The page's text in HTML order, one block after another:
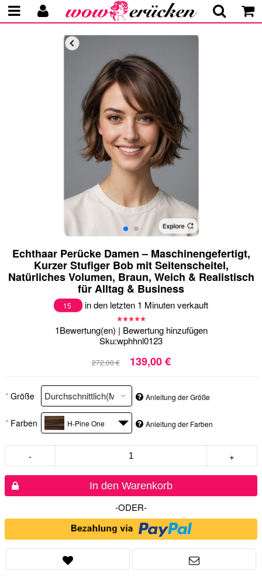
Echthaar Perücke Damen – Maschinengefertigt,
Kurzer Stufiger Bob mit Seitenscheitel,
Natürliches Volumen, Braun, Weich & Realistisch
für Alltag & Business
15 in den letzten 1 Minuten verkauft
1Bewertung(en) | Bewertung hinzufügen
Sku:wphhnl0123
272,00 € 139,00 €
* Größe Anleitung der Größe
* Farben H-Pine One Anleitung der Farben
- +
In den Warenkorb
-ODER-